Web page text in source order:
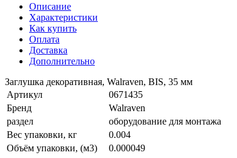
Описание
Характеристики
Как купить
Оплата
Доставка
Дополнительно
Заглушка декоративная, Walraven, BIS, 35 мм
Артикул
0671435
Бренд
Walraven
раздел
оборудование для монтажа
Вес упаковки, кг
0.004
Объём упаковки, (м3)
0.000049